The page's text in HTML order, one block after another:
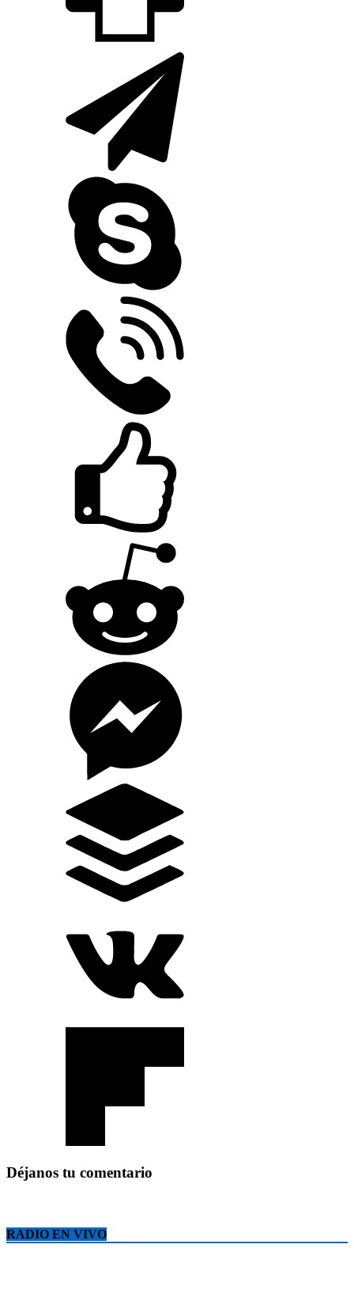
Déjanos tu comentario
RADIO EN VIVO